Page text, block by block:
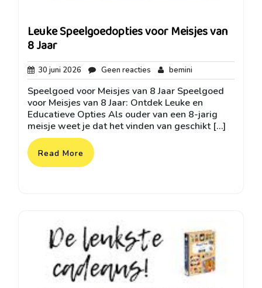
Leuke Speelgoedopties voor Meisjes van
8 Jaar
30 juni 2026 30
juni
2026
Geen reacties Geen
reacties
bemini
Speelgoed voor Meisjes van 8 Jaar Speelgoed
voor Meisjes van 8 Jaar: Ontdek Leuke en
Educatieve Opties Als ouder van een 8-jarig
meisje weet je dat het vinden van geschikt […]
Read More